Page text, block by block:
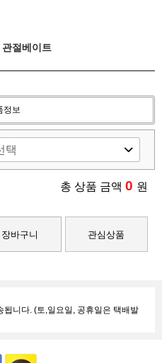
절베이트
정보
총 상품 금액 0 원
장바구니 관심상품
됩니다. (토,일요일, 공휴일은 택배발